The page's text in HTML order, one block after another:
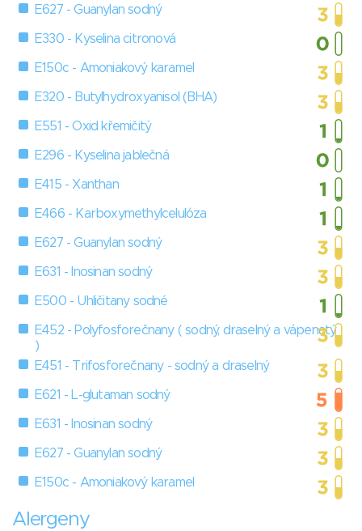
E627 - Guanylan sodný
E330 - Kyselina citronová
E150c - Amoniakový karamel
E320 - Butylhydroxyanisol (BHA)
E551 - Oxid křemičitý
E296 - Kyselina jablečná
E415 - Xanthan
E466 - Karboxymethylcelulóza
E627 - Guanylan sodný
E631 - Inosinan sodný
E500 - Uhličitany sodné
E452 - Polyfosforečnany ( sodný, draselný a vápenatý
)
E451 - Trifosforečnany - sodný a draselný
E621 - L-glutaman sodný
E631 - Inosinan sodný
E627 - Guanylan sodný
E150c - Amoniakový karamel
Alergeny